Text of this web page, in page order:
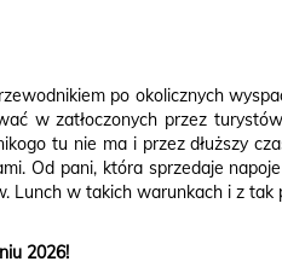
po okolicznych
w zatłoczonych przez
tu nie ma i przez dłuższy
Od pani, która sprzedaje
Lunch w takich warunkach i z
2026!